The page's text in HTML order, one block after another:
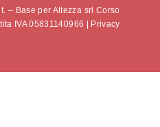
– Base per Altezza srl Corso
IVA 05831140966 |
Privacy